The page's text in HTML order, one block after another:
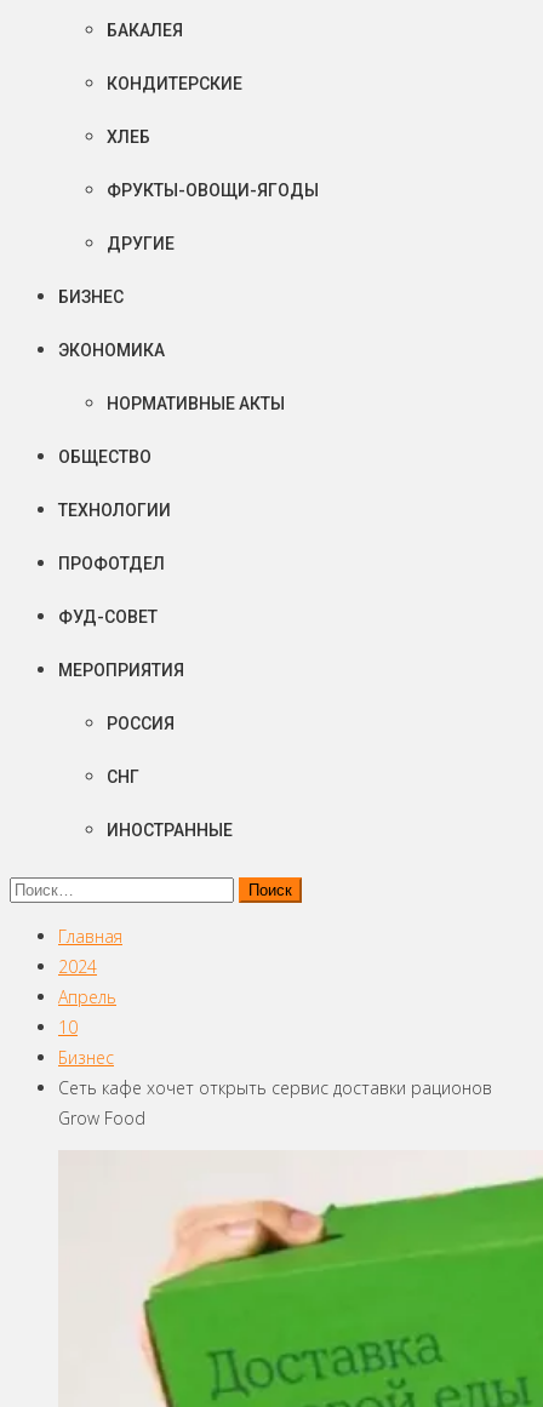
БАКАЛЕЯ
КОНДИТЕРСКИЕ
ХЛЕБ
ФРУКТЫ-ОВОЩИ-ЯГОДЫ
ДРУГИЕ
БИЗНЕС
ЭКОНОМИКА
НОРМАТИВНЫЕ АКТЫ
ОБЩЕСТВО
ТЕХНОЛОГИИ
ПРОФОТДЕЛ
ФУД-СОВЕТ
МЕРОПРИЯТИЯ
РОССИЯ
СНГ
ИНОСТРАННЫЕ
Найти:
Главная
2024
Апрель
10
Бизнес
Сеть кафе хочет открыть сервис доставки рационов
Grow Food